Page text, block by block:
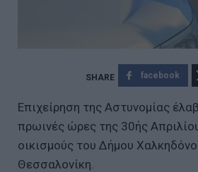
facebook
Επιχείρηση της Αστυνομίας
πρωινές ώρες της 30ής
οικισμούς του Δήμου
Θεσσαλονίκη.